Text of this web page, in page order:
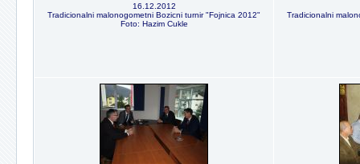
16.12.2012
Tradicionalni malonogometni Bozicni turnir "Fojnica 2012"
Foto: Hazim Cukle
Tradicionalni